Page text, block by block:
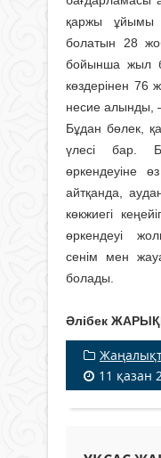
қаржы
болатын 28
бойынша жыл
көздерінен 76
несие алынды,
Бұдан бөлек,
үлесі бар.
өркендеуіне
айтқанда,
көкжиегі
өркендеуі
сенім мен
болады.
Әлібек
11 қазан